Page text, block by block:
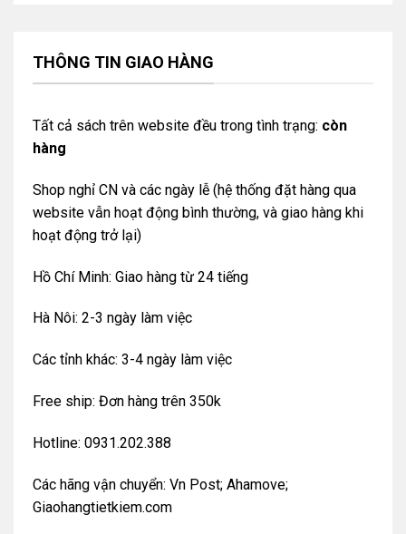
THÔNG TIN GIAO HÀNG
Tất cả sách trên website đều trong tình trạng: còn
hàng
Shop nghỉ CN và các ngày lễ (hệ thống đặt hàng qua
website vẫn hoạt động bình thường, và giao hàng khi
hoạt động trở lại)
Hồ Chí Minh: Giao hàng từ 24 tiếng
Hà Nôi: 2-3 ngày làm việc
Các tỉnh khác: 3-4 ngày làm việc
Free ship: Đơn hàng trên 350k
Hotline: 0931.202.388
Các hãng vận chuyển: Vn Post; Ahamove;
Giaohangtietkiem.com